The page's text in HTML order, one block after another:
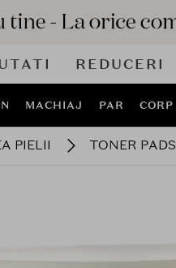
REDUCERI
MACHIAJ PAR CORP
PIELII TONER PADS